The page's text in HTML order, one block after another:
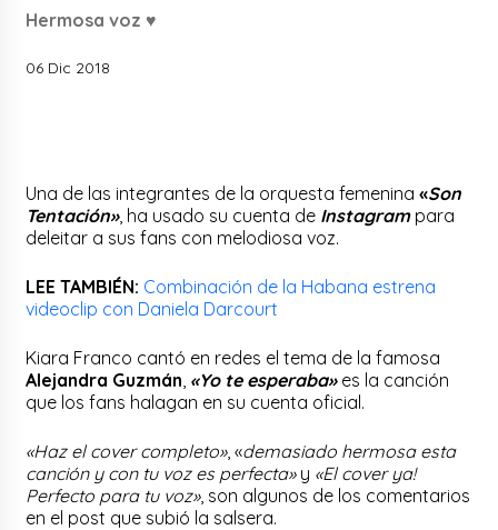
Hermosa voz ♥
06 Dic 2018
Una de las integrantes de la orquesta femenina«Son
Tentación», ha usado su cuenta de Instagram para
deleitar a sus fans con melodiosa voz.
LEE TAMBIÉN: Combinación de la Habana estrena
videoclip con Daniela Darcourt
Kiara Franco cantó en redes el tema de la famosa
Alejandra Guzmán «Yo te esperaba»es la canción
que los fans halagan en su cuenta oficial.
«Haz el cover completo», «demasiado hermosa esta
canción y con tu voz es perfecta»y «El cover ya!
Perfecto para tu voz», son algunos de los comentarios
en el post que subió la salsera.